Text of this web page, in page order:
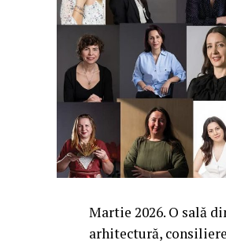
Martie 2026. O sală
arhitectură,